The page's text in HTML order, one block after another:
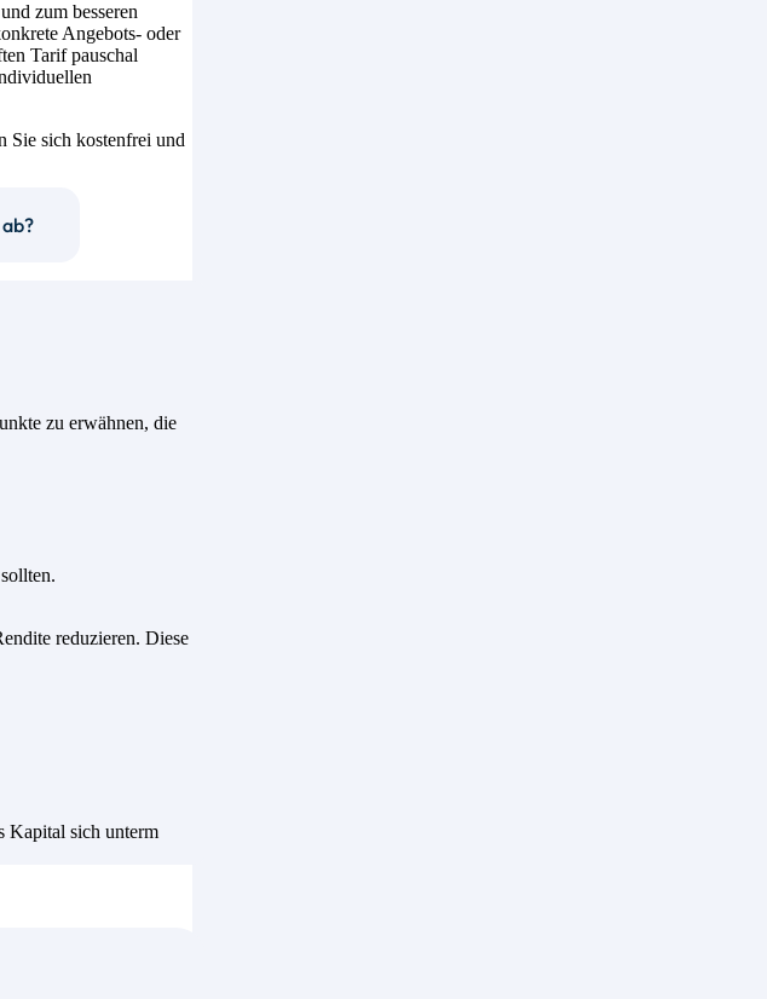
zum besseren
Angebots- oder
Tarif pauschal
Sie sich kostenfrei und
zu erwähnen, die
reduzieren. Diese
Kapital sich unterm